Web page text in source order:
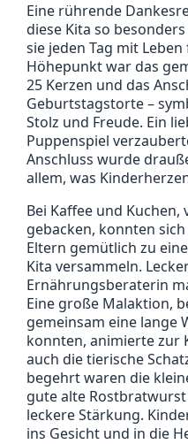
Eine rührende
diese Kita so
sie jeden Tag mit
Höhepunkt war das
25 Kerzen und das
Geburtstagstorte –
Stolz und Freude. Ein
Puppenspiel
Anschluss wurde
allem, was
Bei Kaffee und
gebacken, konnten
Eltern gemütlich zu
Kita versammeln.
Ernährungsberaterin
Eine große Malaktion,
gemeinsam eine lange
konnten, animierte zur
auch die tierische
begehrt waren die
gute alte
leckere Stärkung.
ins Gesicht und in die